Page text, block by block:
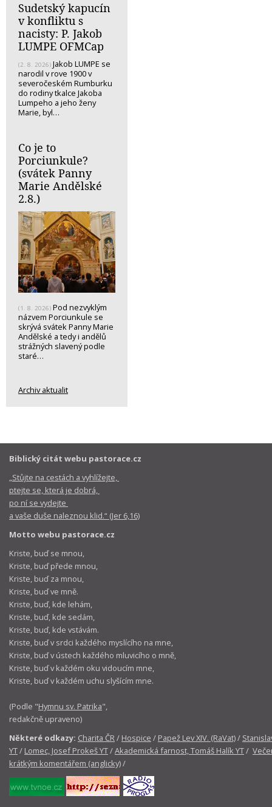
Sudetský kapucín
v konfliktu s
nacisty: P. Jakob
LUMPE OFMCap
(2. 8. 2026) Jakob LUMPE se
narodil v rove 1900 v
severočeském Rumburku
do rodiny tkalce Jakoba
Lumpeho a jeho ženy
Marie, byl…
Co je to
Porciunkule?
(svátek Panny
Marie Andělské
2.8.)
(1. 8. 2026) Pod nezvyklým
názvem Porciunkule se
skrývá svátek Panny Marie
Andělské a tedy i andělů
strážných slavený podle
staré…
Archiv aktualit
Biblický citát webu pastorace.cz
„Stůjte na cestách a vyhlížejte,
ptejte se, která je dobrá,
po ní se vydejte
a vaše duše naleznou klid.“ (Jer 6,16)
Motto webu pastorace.cz
Kriste, buď se mnou,
Kriste, buď přede mnou,
Kriste, buď za mnou,
Kriste, buď ve mně.
Kriste, buď, kde lehám,
Kriste, buď, kde sedám,
Kriste, buď, kde vstávám.
Kriste, buď v srdci každého myslícího na mne,
Kriste, buď v ústech každého mluvicího o mně,
Kriste, buď v každém oku vidoucím mne,
Kriste, buď v každém uchu slyšícím mne.
(Podle "Hymnu sv. Patrika",
redakčně upraveno)
Některé odkazy: Charita ČR/ Hospice / Papež Lev XIV. (RaVat)/
YT/ Lomec, Josef Prokeš YT/Akademická farnost, Tomáš Halík YT/
krátkým komentářem (anglicky)/